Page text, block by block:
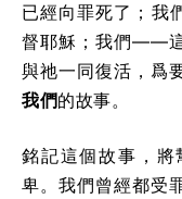
已經向罪死了；
督耶穌；我們——
與祂一同復活，爲
我們的故事。
銘記這個故事，
卑。我們曾經都受